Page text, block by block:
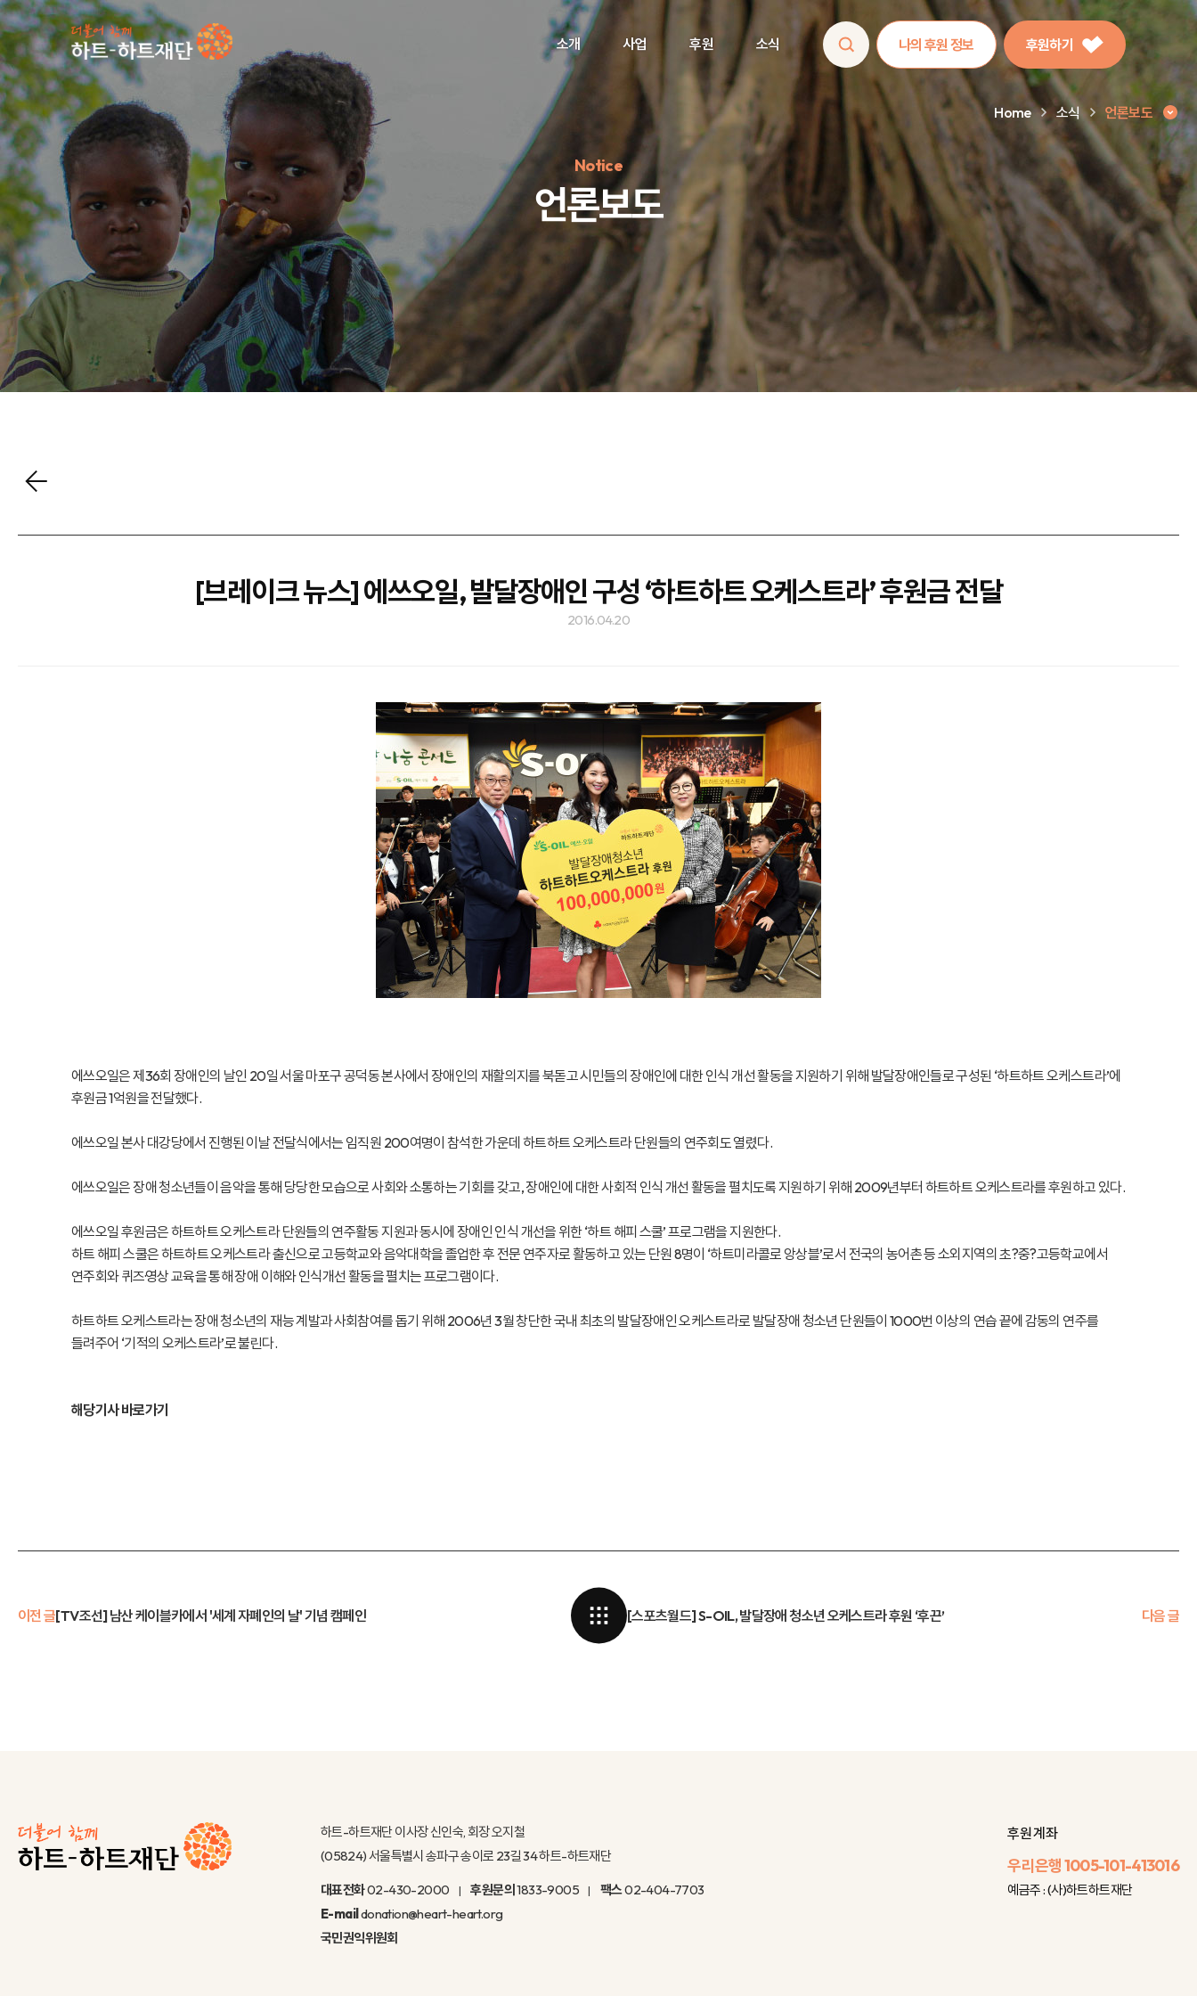
소개 사업 후원 소식 나의 후원 정보 후원하기
인기 키워드 #정기후원 #하트플레이스#캠페인#팬덤후원
Home 소식 언론보도
Notice
언론보도
언론보도
[브레이크 뉴스] 에쓰오일, 발달장애인 구성 ‘하트하트 오케스트라’ 후원금 전달
2016.04.20
에쓰오일은 제36회 장애인의 날인 20일 서울 마포구 공덕동 본사에서 장애인의 재활의지를 북돋고 시민들의 장애인에 대한 인식 개선 활동을 지원하기 위해 발달장애인들로 구성된 ‘하트하트 오케스트라’에
후원금 1억원을 전달했다.
에쓰오일 본사 대강당에서 진행된 이날 전달식에서는 임직원 200여명이 참석한 가운데 하트하트 오케스트라 단원들의 연주회도 열렸다.
에쓰오일은 장애 청소년들이 음악을 통해 당당한 모습으로 사회와 소통하는 기회를 갖고, 장애인에 대한 사회적 인식 개선 활동을 펼치도록 지원하기 위해 2009년부터 하트하트 오케스트라를 후원하고 있다.
에쓰오일 후원금은 하트하트 오케스트라 단원들의 연주활동 지원과 동시에 장애인 인식 개선을 위한 ‘하트 해피 스쿨’ 프로그램을 지원한다.
하트 해피 스쿨은 하트하트 오케스트라 출신으로 고등학교와 음악대학을 졸업한 후 전문 연주자로 활동하고 있는 단원 8명이 ‘하트미라콜로 앙상블’로서 전국의 농어촌 등 소외지역의 초?중?고등학교에서
연주회와 퀴즈·영상 교육을 통해 장애 이해와 인식개선 활동을 펼치는 프로그램이다.
하트하트 오케스트라는 장애 청소년의 재능 계발과 사회참여를 돕기 위해 2006년 3월 창단한 국내 최초의 발달장애인 오케스트라로 발달장애 청소년 단원들이 1000번 이상의 연습 끝에 감동의 연주를
들려주어 ‘기적의 오케스트라’로 불린다.
해당기사 바로가기
이전 글[TV조선] 남산 케이블카에서 '세계 자폐인의 날' 기념 캠페인 [스포츠월드] S-OIL, 발달장애 청소년 오케스트라 후원 ‘후끈’ 다음 글
하트-하트재단 이사장 신인숙, 회장 오지철
(05824) 서울특별시 송파구 송이로 23길 34 하트-하트재단
대표전화02-430-2000 후원문의1833-9005 팩스02-404-7703
E-maildonation@heart-heart.org
국민권익위원회
후원 계좌
우리은행1005-101-413016
예금주 : (사)하트하트재단